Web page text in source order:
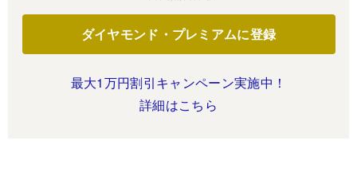
ダイヤモンド・プレミアムに登録
最大1万円割引キャンペーン実施中！
詳細はこちら